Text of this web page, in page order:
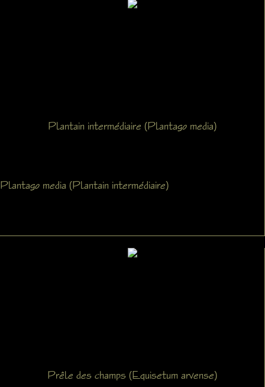
Plantain intermédiaire (Plantago media)
Plantago media (Plantain intermédiaire)
Prêle des champs (Equisetum arvense)